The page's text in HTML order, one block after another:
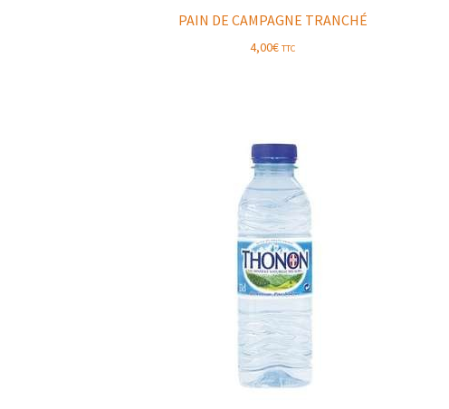
PAIN DE CAMPAGNE TRANCHÉ
4,00€ TTC